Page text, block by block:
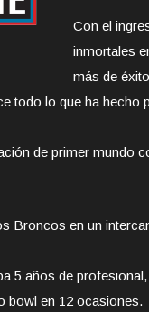
Con el
inmortales
más de
todo lo que ha hecho
de primer mundo
Broncos en un
5 años de
bowl en 12 ocasiones.